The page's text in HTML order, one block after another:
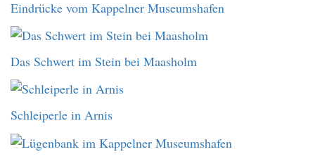
Eindrücke vom Kappelner Museumshafen
Das Schwert im Stein bei Maasholm
Schleiperle in Arnis